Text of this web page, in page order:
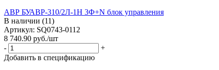
АВР БУАВР-310/2Л-1Н 3Ф+N блок управления
В наличии (11)
Артикул: SQ0743-0112
8 740.90 руб./шт
-
+
Добавить в спецификацию